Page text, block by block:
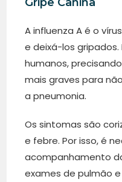
A influenza A é o
e deixá-los
humanos,
mais graves para
a pneumonia.
Os sintomas são
e febre. Por isso, é
acompanhamento
exames de pulmão